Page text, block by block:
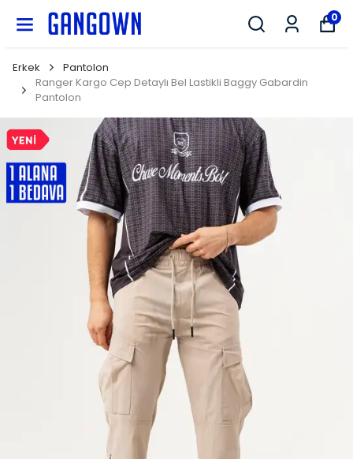
0
Erkek
Pantolon
Ranger Kargo Cep Detaylı Bel Lastikli Baggy Gabardin
Pantolon